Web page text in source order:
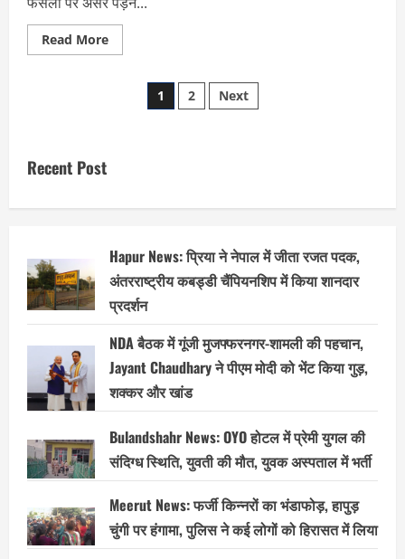
Read MoreRead
more
Posts
1 2 Next
Recent Post
Hapur News: प्रिया ने नेपाल में जीता रजत पदक,
अंतरराष्ट्रीय कबड्डी चैंपियनशिप में किया शानदार
प्रदर्शन
NDA बैठक में गूंजी मुजफ्फरनगर-शामली की पहचान,
Jayant Chaudhary ने पीएम मोदी को भेंट किया गुड़,
शक्कर और खांड
Bulandshahr News: OYO होटल में प्रेमी युगल की
संदिग्ध स्थिति, युवती की मौत, युवक अस्पताल में भर्ती
Meerut News: फर्जी किन्नरों का भंडाफोड़, हापुड़
चुंगी पर हंगामा, पुलिस ने कई लोगों को हिरासत में लिया